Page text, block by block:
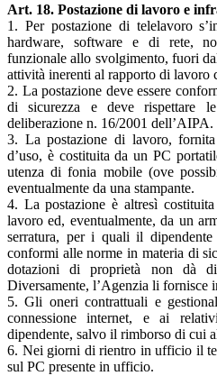
Art. 18. Postazione di lavoro e
1. Per postazione di telelavoro
hardware, software e di rete,
funzionale allo svolgimento, fuori
attività inerenti al rapporto di lavoro
2. La postazione deve essere
di sicurezza e deve rispettare
deliberazione n. 16/2001 dell’AIPA.
3. La postazione di lavoro,
d’uso, è costituita da un PC
utenza di fonia mobile (ove
eventualmente da una stampante.
4. La postazione è altresì
lavoro ed, eventualmente, da un
serratura, per i quali il
conformi alle norme in materia di
dotazioni di proprietà non dà
Diversamente, l’Agenzia li fornisce
5. Gli oneri contrattuali e
connessione internet, e ai
dipendente, salvo il rimborso di cui
6. Nei giorni di rientro in ufficio il
sul PC presente in ufficio.